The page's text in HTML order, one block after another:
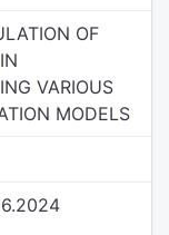
OF
VARIOUS
MODELS